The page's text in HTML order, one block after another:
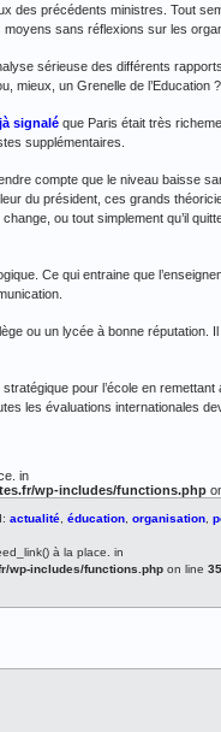
précédents ministres. Tout
sans réflexions sur les
sérieuse des différents
un Grenelle de l’Education
signalé que Paris était très
supplémentaires.
compte que le niveau baisse
du président, ces grands
ou tout simplement qu’il
Ce qui entraine que
ou un lycée à bonne
pour l’école en
les évaluations internationales
in
wp-includes/functions.php
actualité éducation organisation
à la place. in
wp-includes/functions.php on line